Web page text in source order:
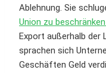
Ablehnung. Sie
Union zu
Export außerhalb der
sprachen sich
Geschäften Geld